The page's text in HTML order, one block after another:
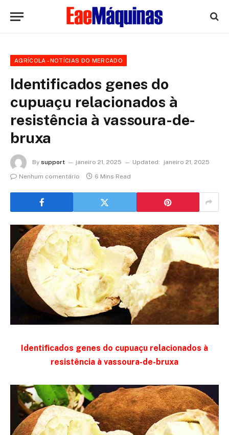
AGRÍCOLA - NOTÍCIAS DO MERCADO
Identificados genes do
cupuaçu relacionados à
resistência à vassoura-de-
bruxa
By support janeiro 21, 2025 Updated:
janeiro 21, 2025
Nenhum comentário
6 Mins Read
Identificados genes do cupuaçu relacionados à
resistência à vassoura-de-bruxa